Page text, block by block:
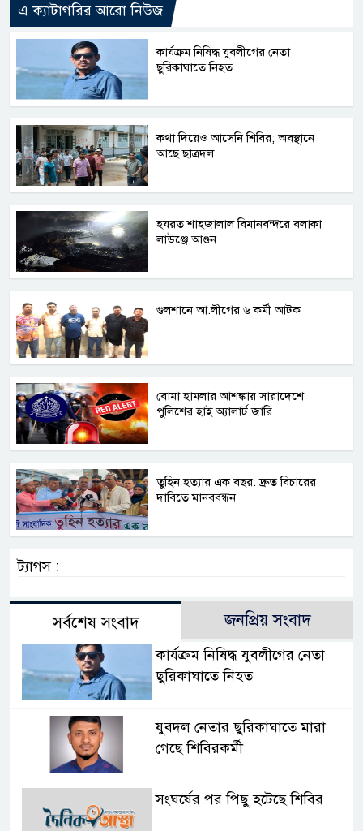
এ ক্যাটাগরির আরো নিউজ
কার্যক্রম নিষিদ্ধ যুবলীগের নেতা
ছুরিকাঘাতে নিহত
কথা দিয়েও আসেনি শিবির; অবস্থানে
আছে ছাত্রদল
হযরত শাহজালাল বিমানবন্দরে বলাকা
লাউঞ্জে আগুন
গুলশানে আ.লীগের ৬ কর্মী আটক
বোমা হামলার আশঙ্কায় সারাদেশে
পুলিশের হাই অ্যালার্ট জারি
তুহিন হত্যার এক বছর: দ্রুত বিচারের
দাবিতে মানববন্ধন
ট্যাগস :
সর্বশেষ সংবাদ জনপ্রিয় সংবাদ
কার্যক্রম নিষিদ্ধ যুবলীগের নেতা
ছুরিকাঘাতে নিহত
যুবদল নেতার ছুরিকাঘাতে মারা
গেছে শিবিরকর্মী
সংঘর্ষের পর পিছু হটেছে শিবির